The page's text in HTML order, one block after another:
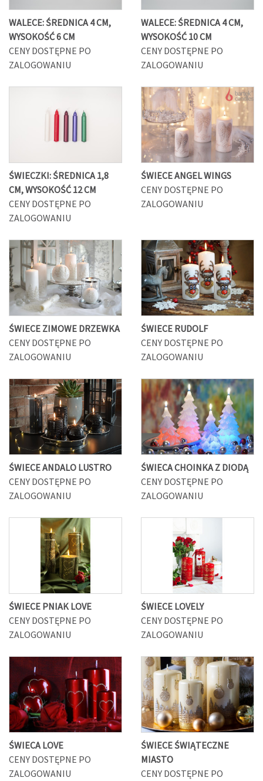
WALECE: ŚREDNICA 4 CM,
WYSOKOŚĆ 6 CM
CENY DOSTĘPNE PO
ZALOGOWANIU
WALECE: ŚREDNICA 4 CM,
WYSOKOŚĆ 10 CM
CENY DOSTĘPNE PO
ZALOGOWANIU
ŚWIECZKI: ŚREDNICA 1,8
CM, WYSOKOŚĆ 12 CM
CENY DOSTĘPNE PO
ZALOGOWANIU
ŚWIECE ANGEL WINGS
CENY DOSTĘPNE PO
ZALOGOWANIU
ŚWIECE ZIMOWE DRZEWKA
CENY DOSTĘPNE PO
ZALOGOWANIU
ŚWIECE RUDOLF
CENY DOSTĘPNE PO
ZALOGOWANIU
ŚWIECE ANDALO LUSTRO
CENY DOSTĘPNE PO
ZALOGOWANIU
ŚWIECA CHOINKA Z DIODĄ
CENY DOSTĘPNE PO
ZALOGOWANIU
ŚWIECE PNIAK LOVE
CENY DOSTĘPNE PO
ZALOGOWANIU
ŚWIECE LOVELY
CENY DOSTĘPNE PO
ZALOGOWANIU
ŚWIECA LOVE
CENY DOSTĘPNE PO
ZALOGOWANIU
ŚWIECE ŚWIĄTECZNE
MIASTO
CENY DOSTĘPNE PO